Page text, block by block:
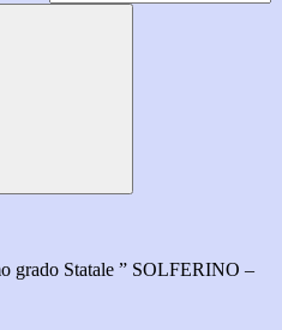
grado Statale ” SOLFERINO –